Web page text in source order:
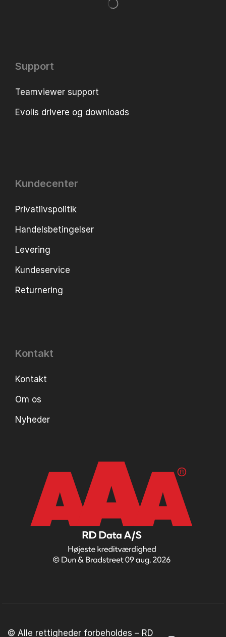
Support
Teamviewer support
Evolis drivere og downloads
Kundecenter
Privatlivspolitik
Handelsbetingelser
Levering
Kundeservice
Returnering
Kontakt
Kontakt
Om os
Nyheder
© Alle rettigheder forbeholdes – RD